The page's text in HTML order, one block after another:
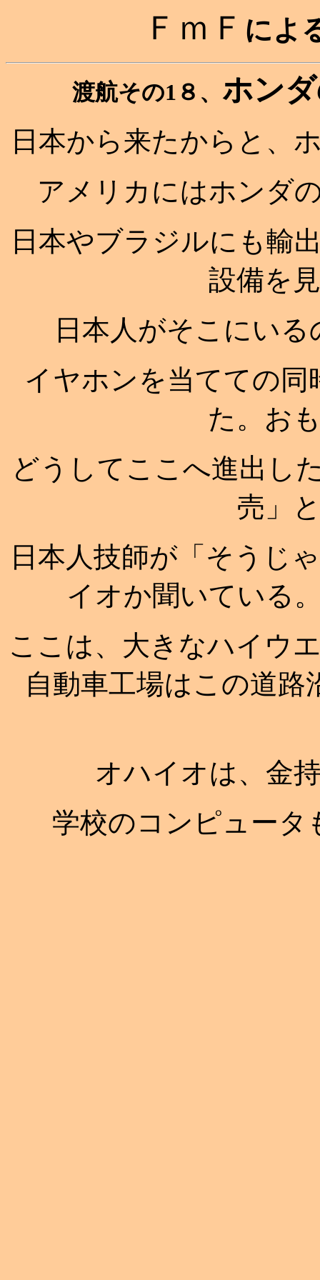
ＦｍＦ によ
渡航その1８、 ホン
日本から来たからと、
アメリカにはホンダ
日本やブラジルにも輸
設備を
日本人がそこにい
イヤホンを当てての
た。お
どうしてここへ進出し
売」
日本人技師が「そうじ
イオか聞いている
ここは、大きなハイウ
自動車工場はこの道
オハイオは、金
学校のコンピュータ